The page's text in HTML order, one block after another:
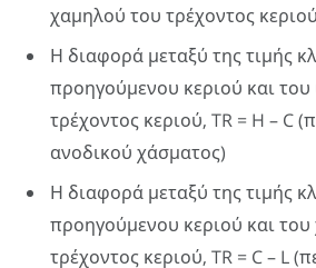
χαμηλού του τρέχοντος
Η διαφορά μεταξύ της τιμής
προηγούμενου κεριού και
τρέχοντος κεριού, TR = H – C
ανοδικού χάσματος)
Η διαφορά μεταξύ της τιμής
προηγούμενου κεριού και
τρέχοντος κεριού, TR = C – L